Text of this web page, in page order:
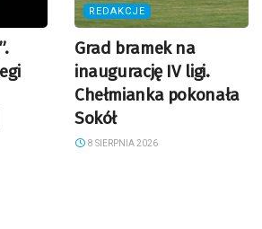
REDAKCJE
Grad bramek na
inaugurację IV ligi.
Chełmianka pokonała
Sokół
8 SIERPNIA 2026